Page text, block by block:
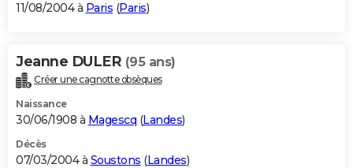
11/08/2004 à Paris (Paris)
Jeanne DULER (95 ans)
Créer une cagnotte obsèques
Naissance
30/06/1908 à Magescq (Landes)
Décès
07/03/2004 à Soustons (Landes)